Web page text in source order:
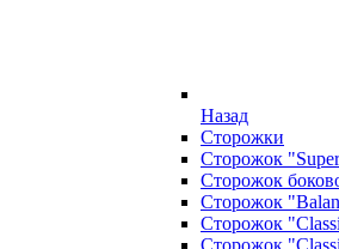
Назад
Сторожки
Сторожок
Сторожок
Сторожок
Сторожок
Сторожок